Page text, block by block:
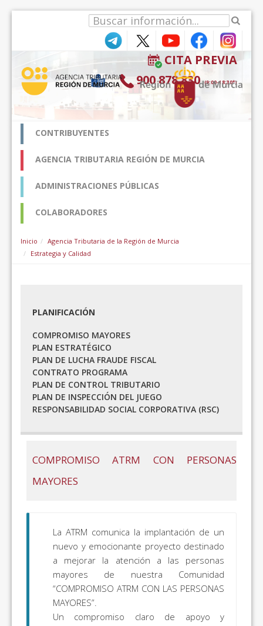
CITA PREVIA
900 878 830 (9:00-18:30*)
CONTRIBUYENTES
AGENCIA TRIBUTARIA REGIÓN DE MURCIA
ADMINISTRACIONES PÚBLICAS
COLABORADORES
Inicio
Agencia Tributaria de la Región de Murcia
Estrategia y Calidad
PLANIFICACIÓN
COMPROMISO MAYORES
PLAN ESTRATÉGICO
PLAN DE LUCHA FRAUDE FISCAL
CONTRATO PROGRAMA
PLAN DE CONTROL TRIBUTARIO
PLAN DE INSPECCIÓN DEL JUEGO
RESPONSABILIDAD SOCIAL CORPORATIVA (RSC)
COMPROMISO ATRM CON PERSONAS
MAYORES
La ATRM comunica la implantación de un
nuevo y emocionante proyecto destinado
a mejorar la atención a las personas
mayores de nuestra Comunidad
“COMPROMISO ATRM CON LAS PERSONAS
MAYORES”.
Un compromiso claro de apoyo y